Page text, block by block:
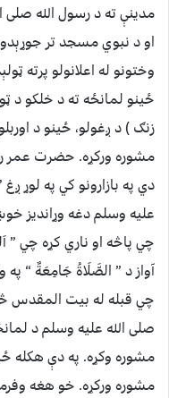
مدينې ته د رسول الله صلی
او د نبوي مسجد تر
وختونو له اعلانولو پرته
ځينو لمانځه ته د خلكو د
زنګ ) د ږغولو، ځينو د
مشوره وركړه. حضرت عمر
دي په بازارونو كي په لوړ
عليه وسلم دغه وړانديز
چي پاڅه او ناري كړه چي ”
آواز د ” الصَّلَاةُ جَامِعَةٌ “
چي قبله له بيت المقدس
صلی الله عليه وسلم د
مشوره وكړه. په دې هكله
مشوره وركړه. خو هغه